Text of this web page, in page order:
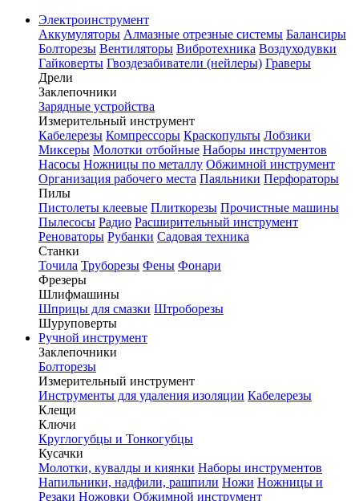
Электроинструмент
Аккумуляторы Алмазные отрезные системы Балансиры
Болторезы Вентиляторы Вибротехника Воздуходувки
Гайковерты Гвоздезабиватели (нейлеры) Граверы
Дрели
Заклепочники
Зарядные устройства
Измерительный инструмент
Кабелерезы Компрессоры Краскопульты Лобзики
Миксеры Молотки отбойные Наборы инструментов
Насосы Ножницы по металлу Обжимной инструмент
Организация рабочего места Паяльники Перфораторы
Пилы
Пистолеты клеевые Плиткорезы Прочистные машины
Пылесосы Радио Расширительный инструмент
Реноваторы Рубанки Садовая техника
Станки
Точила Труборезы Фены Фонари
Фрезеры
Шлифмашины
Шприцы для смазки Штроборезы
Шуруповерты
Ручной инструмент
Заклепочники
Болторезы
Измерительный инструмент
Инструменты для удаления изоляции Кабелерезы
Клещи
Ключи
Круглогубцы и Тонкогубцы
Кусачки
Молотки, кувалды и киянки Наборы инструментов
Напильники, надфили, рашпили Ножи Ножницы и
Резаки Ножовки Обжимной инструмент